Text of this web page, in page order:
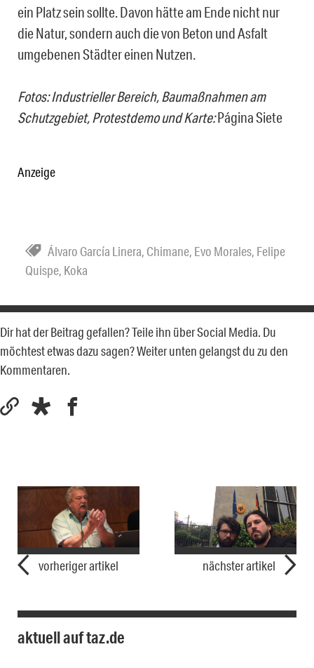
ein Platz sein sollte. Davon hätte am Ende nicht nur
die Natur, sondern auch die von Beton und Asfalt
umgebenen Städter einen Nutzen.
Fotos: Industrieller Bereich,Baumaßnahmen am
Schutzgebiet, Protestdemo und Karte:Página Siete
Anzeige
Álvaro García Linera, Chimane, Evo Morales, Felipe
Quispe, Koka
Dir hat der Beitrag gefallen? Teile ihn über Social Media. Du
möchtest etwas dazu sagen? Weiter unten gelangst du zu den
Kommentaren.
vorheriger artikel nächster artikel
aktuell auf taz.de